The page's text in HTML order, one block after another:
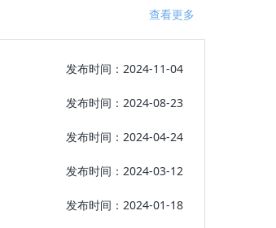
查看更多
发布时间：2024-11-04
发布时间：2024-08-23
发布时间：2024-04-24
发布时间：2024-03-12
发布时间：2024-01-18